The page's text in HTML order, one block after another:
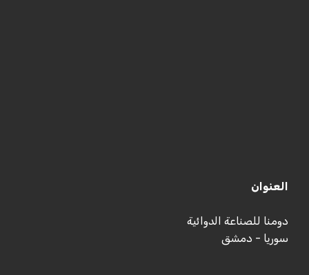
العنوان
دومنا للصناعة الدوائية
سوريا - دمشق